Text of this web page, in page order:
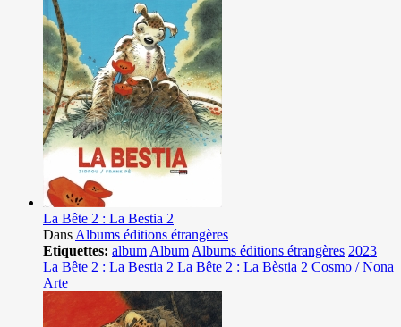
La Bête 2 : La Bestia 2
Dans Albums éditions étrangères
Etiquettes: album Album Albums éditions étrangères 2023
La Bête 2 : La Bestia 2 La Bête 2 : La Bèstia 2 Cosmo / Nona
Arte